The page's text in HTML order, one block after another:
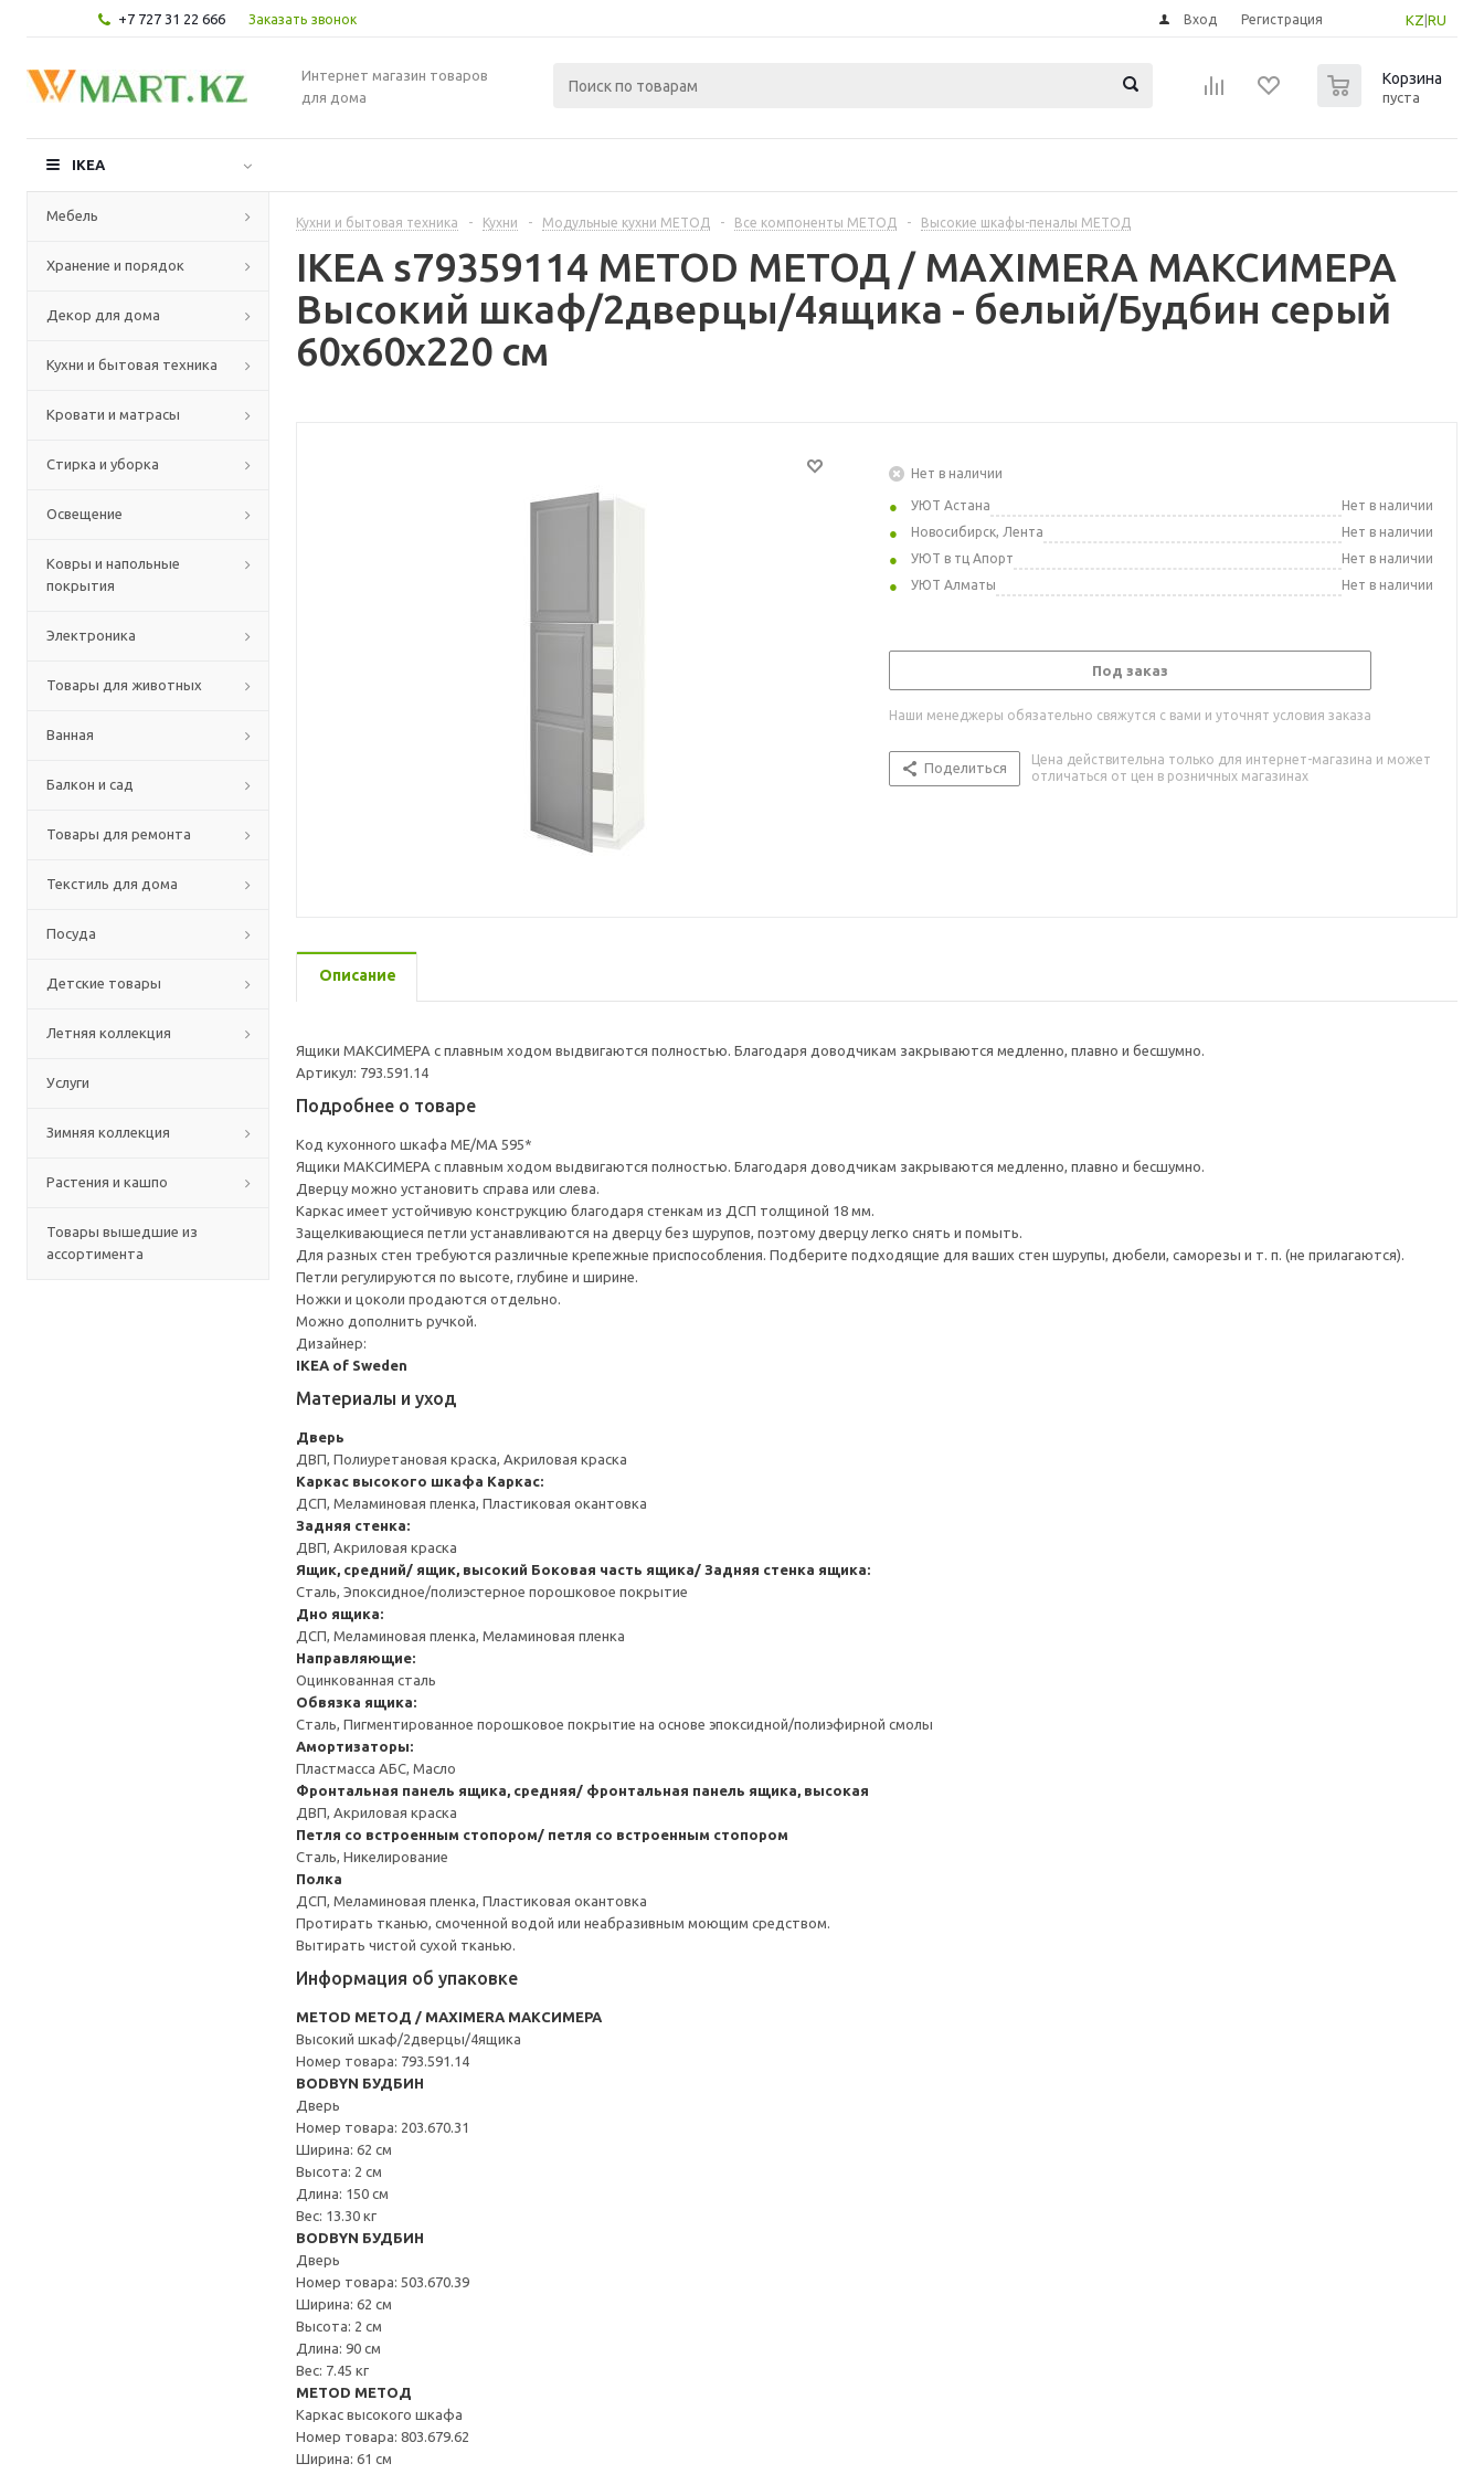
+7 727 31 22 666 Заказать звонок KZ RU
Вход Регистрация
Интернет магазин товаров
для дома
Корзина
пуста
IKEA
Мебель
Хранение и порядок
Декор для дома
Кухни и бытовая техника
Кровати и матрасы
Стирка и уборка
Освещение
Ковры и напольные
покрытия
Электроника
Товары для животных
Ванная
Балкон и сад
Товары для ремонта
Текстиль для дома
Посуда
Детские товары
Летняя коллекция
Услуги
Зимняя коллекция
Растения и кашпо
Товары вышедшие из
ассортимента
Кухни и бытовая техника - Кухни - Модульные кухни МЕТОД - Все компоненты МЕТОД - Высокие шкафы-пеналы МЕТОД
IKEA s79359114 METOD МЕТОД / MAXIMERA МАКСИМЕРА
Высокий шкаф/2дверцы/4ящика - белый/Будбин серый
60x60x220 см
Нет в наличии
УЮТ Астана
Нет в наличии
Новосибирск, Лента
Нет в наличии
УЮТ в тц Апорт
Нет в наличии
УЮТ Алматы
Нет в наличии
Под заказ
Наши менеджеры обязательно свяжутся с вами и уточнят условия заказа
Поделиться
Цена действительна только для интернет-магазина и может
отличаться от цен в розничных магазинах
Описание
Ящики МАКСИМЕРА с плавным ходом выдвигаются полностью. Благодаря доводчикам закрываются медленно, плавно и бесшумно.
Артикул: 793.591.14
Подробнее о товаре
Код кухонного шкафа ME/MA 595*
Ящики МАКСИМЕРА с плавным ходом выдвигаются полностью. Благодаря доводчикам закрываются медленно, плавно и бесшумно.
Дверцу можно установить справа или слева.
Каркас имеет устойчивую конструкцию благодаря стенкам из ДСП толщиной 18 мм.
Защелкивающиеся петли устанавливаются на дверцу без шурупов, поэтому дверцу легко снять и помыть.
Для разных стен требуются различные крепежные приспособления. Подберите подходящие для ваших стен шурупы, дюбели, саморезы и т. п. (не прилагаются).
Петли регулируются по высоте, глубине и ширине.
Ножки и цоколи продаются отдельно.
Можно дополнить ручкой.
Дизайнер:
IKEA of Sweden
Материалы и уход
Дверь
ДВП, Полиуретановая краска, Акриловая краска
Каркас высокого шкафа Каркас:
ДСП, Меламиновая пленка, Пластиковая окантовка
Задняя стенка:
ДВП, Акриловая краска
Ящик, средний/ ящик, высокий Боковая часть ящика/ Задняя стенка ящика:
Сталь, Эпоксидное/полиэстерное порошковое покрытие
Дно ящика:
ДСП, Меламиновая пленка, Меламиновая пленка
Направляющие:
Оцинкованная сталь
Обвязка ящика:
Сталь, Пигментированное порошковое покрытие на основе эпоксидной/полиэфирной смолы
Амортизаторы:
Пластмасса АБС, Масло
Фронтальная панель ящика, средняя/ фронтальная панель ящика, высокая
ДВП, Акриловая краска
Петля со встроенным стопором/ петля со встроенным стопором
Сталь, Никелирование
Полка
ДСП, Меламиновая пленка, Пластиковая окантовка
Протирать тканью, смоченной водой или неабразивным моющим средством.
Вытирать чистой сухой тканью.
Информация об упаковке
METOD МЕТОД / MAXIMERA МАКСИМЕРА
Высокий шкаф/2дверцы/4ящика
Номер товара: 793.591.14
BODBYN БУДБИН
Дверь
Номер товара: 203.670.31
Ширина: 62 см
Высота: 2 см
Длина: 150 см
Вес: 13.30 кг
BODBYN БУДБИН
Дверь
Номер товара: 503.670.39
Ширина: 62 см
Высота: 2 см
Длина: 90 см
Вес: 7.45 кг
METOD МЕТОД
Каркас высокого шкафа
Номер товара: 803.679.62
Ширина: 61 см